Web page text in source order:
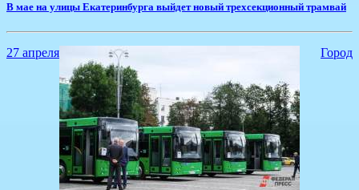
​В мае на улицы Екатеринбурга выйдет новый трехсекционный трамвай
27 апреля Город